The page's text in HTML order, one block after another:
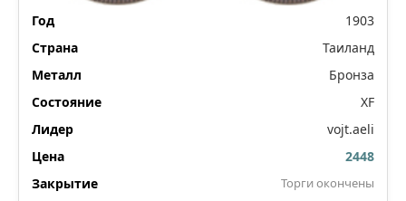
1903
Таиланд
Бронза
XF
vojt.aeli
2448
Торги окончены